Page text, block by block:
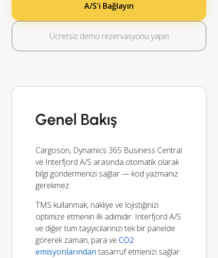
A/S'i Bağlayın
Ücretsiz demo rezervasyonu yapın
Genel Bakış
Cargoson, Dynamics 365 Business Central
ve Interfjord A/S arasında otomatik olarak
bilgi göndermenizi sağlar — kod yazmanız
gerekmez.
TMS kullanmak, nakliye ve lojistiğinizi
optimize etmenin ilk adımıdır. Interfjord A/S
ve diğer tüm taşıyıcılarınızı tek bir panelde
görerek zaman, para ve CO2
emisyonlarından tasarruf etmenizi sağlar.